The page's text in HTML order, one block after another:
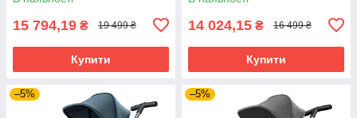
15 794,19 ₴ 19 499 ₴
Купити
14 024,15 ₴ 16 499 ₴
Купити
–5% –5%